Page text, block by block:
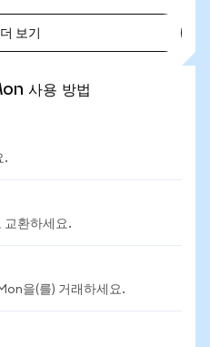
보기
사용 방법
.
환하세요.
을(를) 거래하세요.